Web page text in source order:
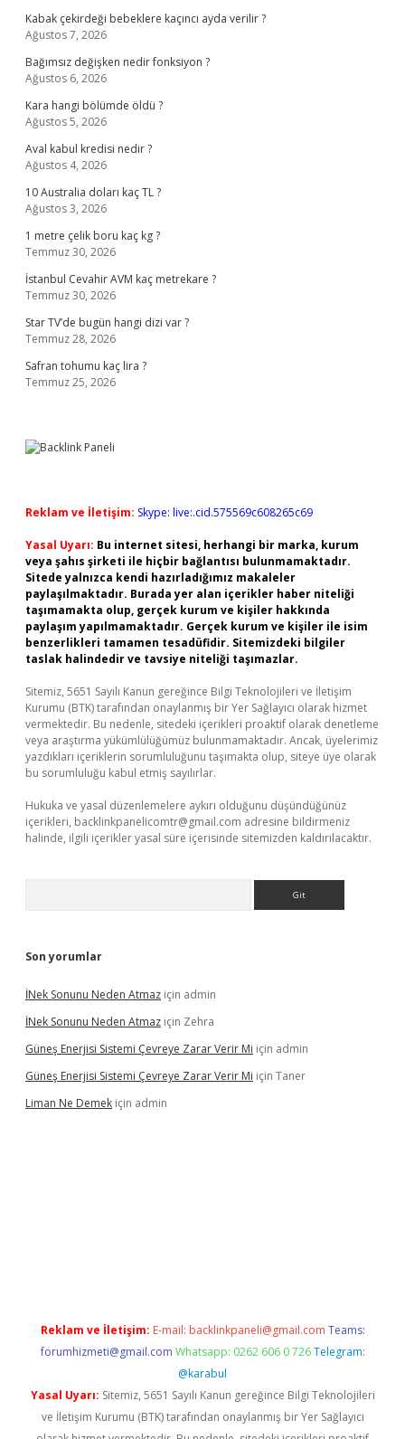
Kabak çekirdeği bebeklere kaçıncı ayda verilir ?
Ağustos 7, 2026
Bağımsız değişken nedir fonksiyon ?
Ağustos 6, 2026
Kara hangi bölümde öldü ?
Ağustos 5, 2026
Aval kabul kredisi nedir ?
Ağustos 4, 2026
10 Australia doları kaç TL ?
Ağustos 3, 2026
1 metre çelik boru kaç kg ?
Temmuz 30, 2026
İstanbul Cevahir AVM kaç metrekare ?
Temmuz 30, 2026
Star TV’de bugün hangi dizi var ?
Temmuz 28, 2026
Safran tohumu kaç lira ?
Temmuz 25, 2026
Reklam ve İletişim: Skype: live:.cid.575569c608265c69
Yasal Uyarı: Bu internet sitesi, herhangi bir marka, kurum
veya şahıs şirketi ile hiçbir bağlantısı bulunmamaktadır.
Sitede yalnızca kendi hazırladığımız makaleler
paylaşılmaktadır. Burada yer alan içerikler haber niteliği
taşımamakta olup, gerçek kurum ve kişiler hakkında
paylaşım yapılmamaktadır. Gerçek kurum ve kişiler ile isim
benzerlikleri tamamen tesadüfidir. Sitemizdeki bilgiler
taslak halindedir ve tavsiye niteliği taşımazlar.
Sitemiz, 5651 Sayılı Kanun gereğince Bilgi Teknolojileri ve İletişim
Kurumu (BTK) tarafından onaylanmış bir Yer Sağlayıcı olarak hizmet
vermektedir. Bu nedenle, sitedeki içerikleri proaktif olarak denetleme
veya araştırma yükümlülüğümüz bulunmamaktadır. Ancak, üyelerimiz
yazdıkları içeriklerin sorumluluğunu taşımakta olup, siteye üye olarak
bu sorumluluğu kabul etmiş sayılırlar.
Hukuka ve yasal düzenlemelere aykırı olduğunu düşündüğünüz
içerikleri, backlinkpanelicomtr@gmail.com adresine bildirmeniz
halinde, ilgili içerikler yasal süre içerisinde sitemizden kaldırılacaktır.
Son yorumlar
İNek Sonunu Neden Atmaz için admin
İNek Sonunu Neden Atmaz için Zehra
Güneş Enerjisi Sistemi Çevreye Zarar Verir Mi için admin
Güneş Enerjisi Sistemi Çevreye Zarar Verir Mi için Taner
Liman Ne Demek için admin
Reklam ve İletişim: E-mail: backlinkpaneli@gmail.com Teams:
forumhizmeti@gmail.com Whatsapp: 0262 606 0 726 Telegram:
@karabul
Yasal Uyarı: Sitemiz, 5651 Sayılı Kanun gereğince Bilgi Teknolojileri
ve İletişim Kurumu (BTK) tarafından onaylanmış bir Yer Sağlayıcı